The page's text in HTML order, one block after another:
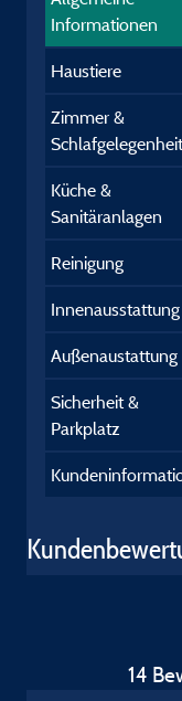
Informationen
Haustiere
Zimmer &
Küche &
Sanitäranlagen
Reinigung
Innenausstattung
Außenaustattung
Sicherheit &
Parkplatz
14